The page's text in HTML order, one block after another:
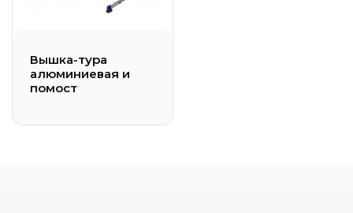
Вышка-тура
алюминиевая и
помост